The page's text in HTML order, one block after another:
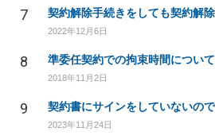
7
2022年12月6日
8 準委任契約での拘束時間について
2018年11月2日
9
2023年11月24日